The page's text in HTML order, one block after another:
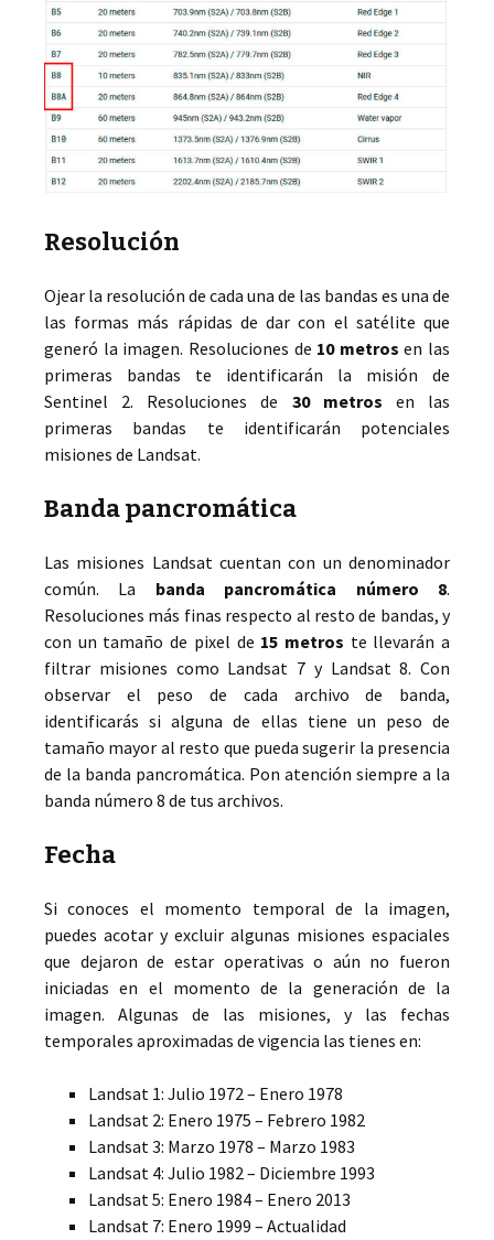
Resolución
Ojear la resolución de cada una de las bandas es una de
las formas más rápidas de dar con el satélite que
generó la imagen. Resoluciones de 10 metros en las
primeras bandas te identificarán la misión de
Sentinel 2. Resoluciones de 30 metros en las
primeras bandas te identificarán potenciales
misiones de Landsat.
Banda pancromática
Las misiones Landsat cuentan con un denominador
común. La banda pancromática número 8.
Resoluciones más finas respecto al resto de bandas, y
con un tamaño de pixel de 15 metros te llevarán a
filtrar misiones como Landsat 7 y Landsat 8. Con
observar el peso de cada archivo de banda,
identificarás si alguna de ellas tiene un peso de
tamaño mayor al resto que pueda sugerir la presencia
de la banda pancromática. Pon atención siempre a la
banda número 8 de tus archivos.
Fecha
Si conoces el momento temporal de la imagen,
puedes acotar y excluir algunas misiones espaciales
que dejaron de estar operativas o aún no fueron
iniciadas en el momento de la generación de la
imagen. Algunas de las misiones, y las fechas
temporales aproximadas de vigencia las tienes en:
Landsat 1: Julio 1972 – Enero 1978
Landsat 2: Enero 1975 – Febrero 1982
Landsat 3: Marzo 1978 – Marzo 1983
Landsat 4: Julio 1982 – Diciembre 1993
Landsat 5: Enero 1984 – Enero 2013
Landsat 7: Enero 1999 – Actualidad